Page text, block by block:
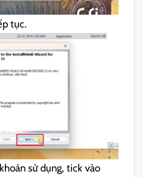
tục.
sử dụng, tick vào